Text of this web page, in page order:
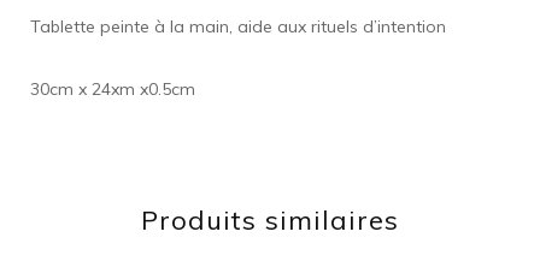
Tablette peinte à la main, aide aux rituels d’intention
30cm x 24xm x0.5cm
Produits similaires